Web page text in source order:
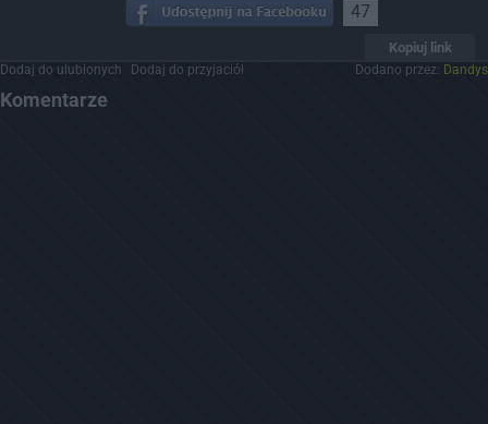
47
Kopiuj link
Dodaj do ulubionych Dodaj do przyjaciół Dodano przez: Dandys
Komentarze